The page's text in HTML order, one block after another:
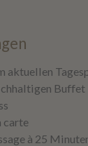
aktuellen
Buffet
carte
à 25